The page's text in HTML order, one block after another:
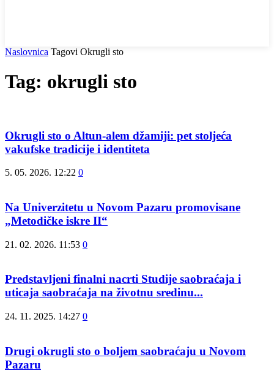
Naslovnica Tagovi Okrugli sto
Tag: okrugli sto
Okrugli sto o Altun-alem džamiji: pet stoljeća
vakufske tradicije i identiteta
5. 05. 2026. 12:22 0
Na Univerzitetu u Novom Pazaru promovisane
„Metodičke iskre II“
21. 02. 2026. 11:53 0
Predstavljeni finalni nacrti Studije saobraćaja i
uticaja saobraćaja na životnu sredinu...
24. 11. 2025. 14:27 0
Drugi okrugli sto o boljem saobraćaju u Novom
Pazaru